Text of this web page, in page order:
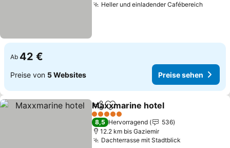
Heller und einladender Cafébereich
Ab 42 €
Preise von 5 Websites Preise sehen
TeilenZu Favoriten hinzufügen
Maxxmarine hotel
5 Sterne
8,5 Hervorragend
536
12.2 km bis Gaziemir
Dachterrasse mit Stadtblick